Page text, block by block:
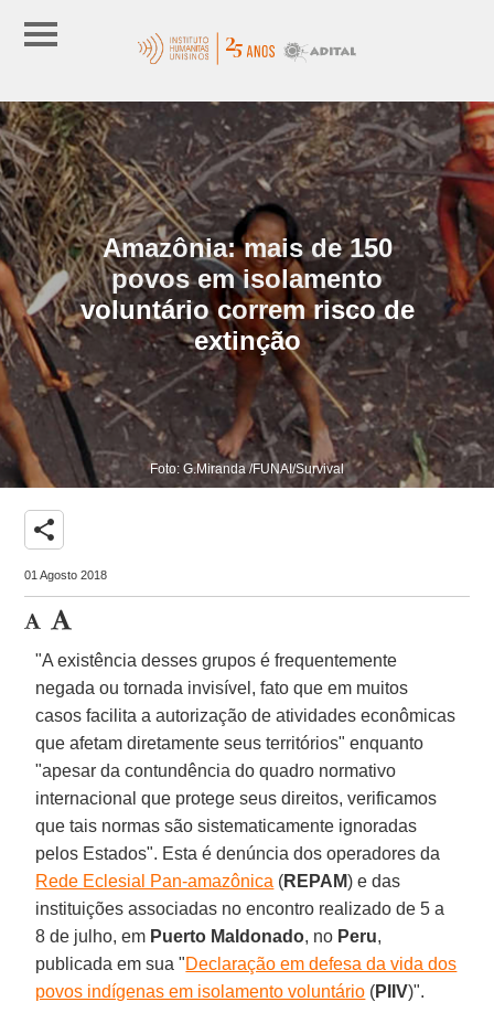
Amazônia: mais de 150
povos em isolamento
voluntário correm risco de
extinção
Foto: G.Miranda /FUNAI/Survival
share
01 Agosto 2018
"A existência desses grupos é frequentemente
negada ou tornada invisível, fato que em muitos
casos facilita a autorização de atividades econômicas
que afetam diretamente seus territórios" enquanto
"apesar da contundência do quadro normativo
internacional que protege seus direitos, verificamos
que tais normas são sistematicamente ignoradas
pelos Estados". Esta é denúncia dos operadores da
Rede Eclesial Pan-amazônica (REPAM) e das
instituições associadas no encontro realizado de 5 a
8 de julho, em Puerto Maldonado, no Peru,
publicada em sua "Declaração em defesa da vida dos
povos indígenas em isolamento voluntário (PIIV)".